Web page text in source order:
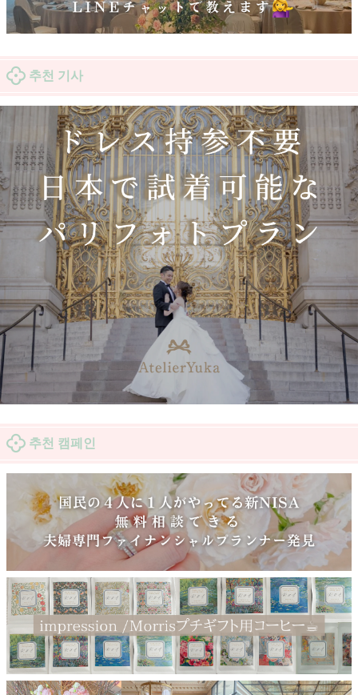
추천 기사
추천 캠페인